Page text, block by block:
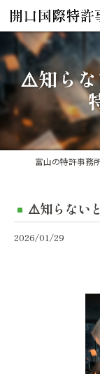
⚠️知らな
⚠️知らない
2026/01/29